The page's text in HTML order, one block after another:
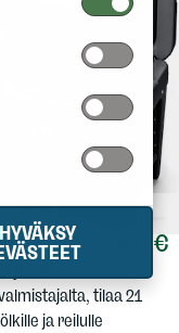
280 €
35
tilaa 21
ja reilulle
HYVÄKSY